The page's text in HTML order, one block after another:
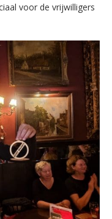
voor de vrijwilligers